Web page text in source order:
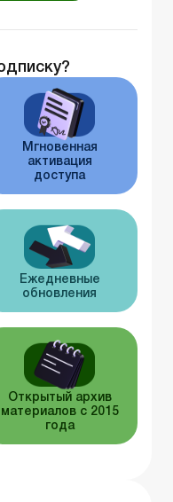
Мгновенная
активация
доступа
Ежедневные
обновления
Открытый архив
материалов с 2015
года